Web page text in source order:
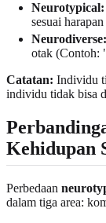
Neurotypical:
sesuai
Neurodiverse:
otak (Contoh:
Catatan: Individu
individu tidak bisa
Kehidupan
Perbedaan
dalam tiga area: